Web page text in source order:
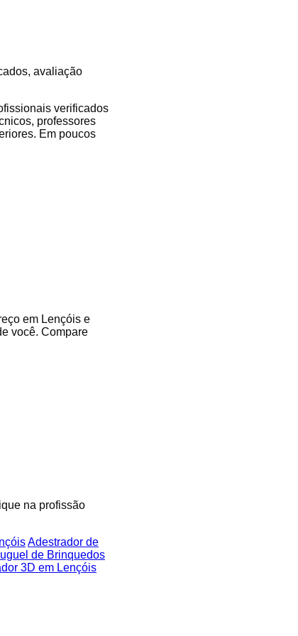
avaliação
verificados
professores
Em poucos
em Lençóis e
você. Compare
na profissão
Adestrador de
de Brinquedos
3D em Lençóis